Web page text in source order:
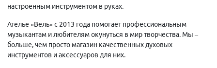
настроенным инструментом в руках.
Ателье «Вель» с 2013 года помогает профессиональным
музыкантам и любителям окунуться в мир творчества. Мы –
больше, чем просто магазин качественных духовых
инструментов и аксессуаров для них.